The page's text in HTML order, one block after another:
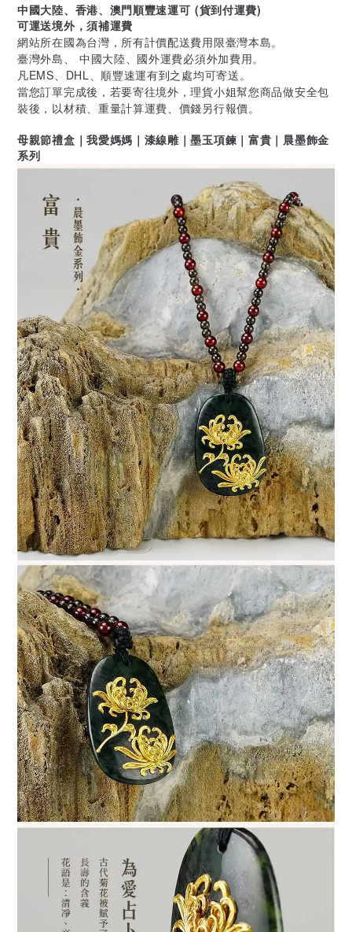
中國大陸、香港、澳門順豐速運可 (貨到付運費)
可運送境外，須補運費
網站所在國為台灣，所有計價配送費用限臺灣本島。
臺灣外島、 中國大陸、國外運費必須外加費用。
凡EMS、DHL、順豐速運有到之處均可寄送。
當您訂單完成後，若要寄往境外，理貨小姐幫您商品做安全包
裝後，以材積、重量計算運費、價錢另行報價。
母親節禮盒｜我愛媽媽｜漆線雕｜墨玉項鍊｜富貴｜晨墨飾金
系列